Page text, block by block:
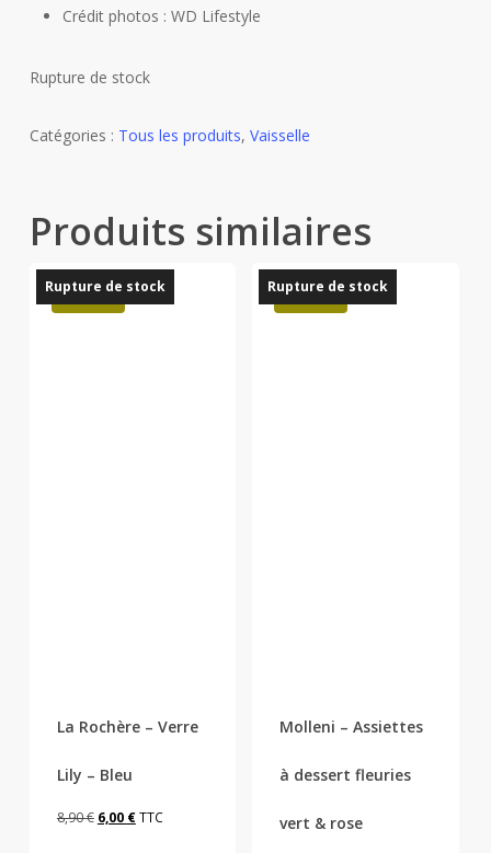
Crédit photos : WD Lifestyle
Rupture de stock
Catégories : Tous les produits, Vaisselle
Produits similaires
Rupture de stock
Promo !
La Rochère – Verre
Lily – Bleu
8,90€ Le
6,00 €Le
TTC
Rupture de stock
Promo !
Molleni – Assiettes
à dessert fleuries
vert & rose